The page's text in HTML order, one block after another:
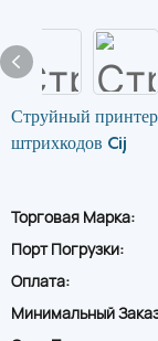
Струйный
штрихкодов Cij
Торговая Марка:
Порт Погрузки:
Оплата:
Минимальный